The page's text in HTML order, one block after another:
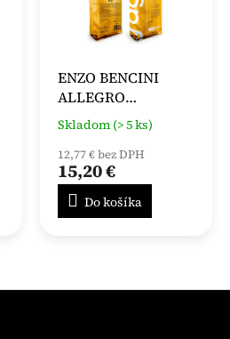
ENZO BENCINI
ALLEGRO
INSTANTNÁ KÁVA
500G
Skladom (> 5 ks)
12,77 € bez DPH
15,20 €
Do košíka